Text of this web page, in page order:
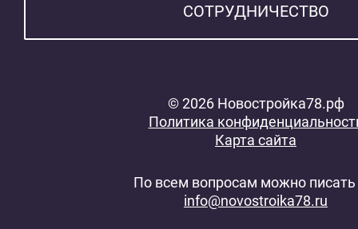
СОТРУДНИЧЕСТВО
© 2026 Новостройка78.рф
Политика
Карта сайта
По всем вопросам можно писать
info@novostroika78.ru